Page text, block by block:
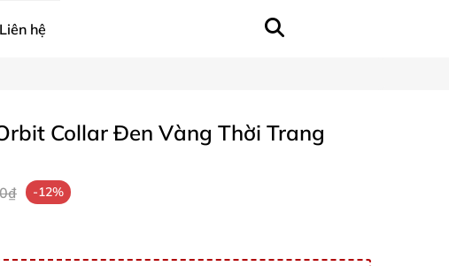
Liên hệ
Collar Đen Vàng Thời Trang
-12%